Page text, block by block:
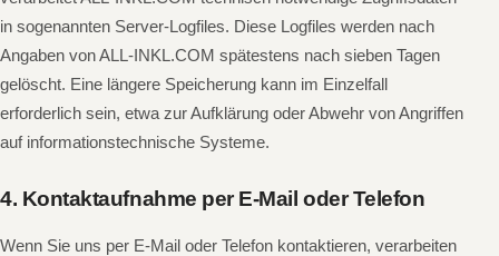
in sogenannten Server-Logfiles. Diese Logfiles werden nach
Angaben von ALL-INKL.COM spätestens nach sieben Tagen
gelöscht. Eine längere Speicherung kann im Einzelfall
erforderlich sein, etwa zur Aufklärung oder Abwehr von Angriffen
auf informationstechnische Systeme.
4. Kontaktaufnahme per E-Mail oder Telefon
Wenn Sie uns per E-Mail oder Telefon kontaktieren, verarbeiten